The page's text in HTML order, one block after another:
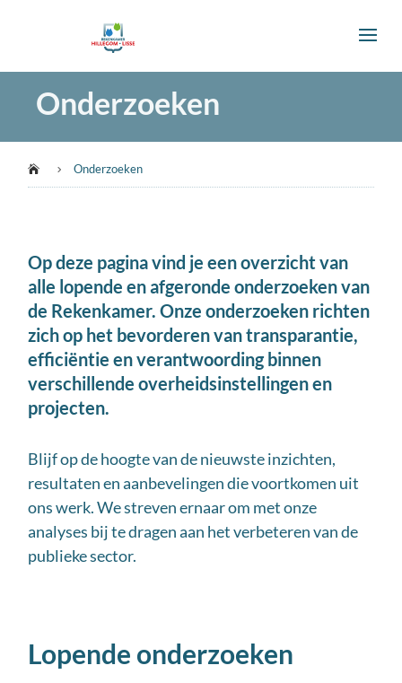
Onderzoeken
 5 Onderzoeken
Op deze pagina vind je een overzicht van
alle lopende en afgeronde onderzoeken van
de Rekenkamer. Onze onderzoeken richten
zich op het bevorderen van transparantie,
efficiëntie en verantwoording binnen
verschillende overheidsinstellingen en
projecten.
Blijf op de hoogte van de nieuwste inzichten,
resultaten en aanbevelingen die voortkomen uit
ons werk. We streven ernaar om met onze
analyses bij te dragen aan het verbeteren van de
publieke sector.
Lopende onderzoeken